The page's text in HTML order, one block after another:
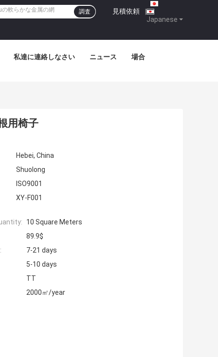
Japanese
見積依頼 |
調査
私達に連絡しなさい ニュース 場合
用椅子
Hebei, China
Shuolong
ISO9001
XY-F001
10 Square Meters
89.9$
7-21 days
5-10 days
TT
2000㎡/year